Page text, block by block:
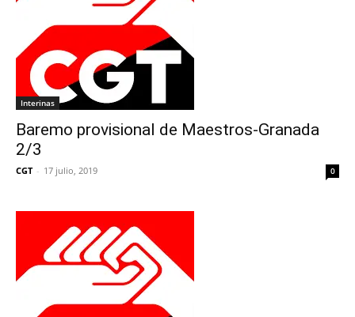
Interinas
Baremo provisional de Maestros-Granada
2/3
CGT - 17 julio, 2019 0